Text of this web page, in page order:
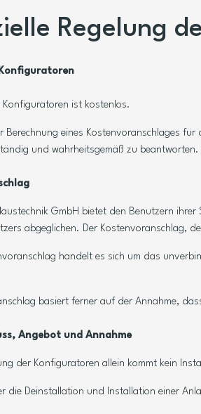
Regelung
Konfiguratoren ist kostenlos.
Berechnung eines Kostenvoranschlages
und wahrheitsgemäß zu
GmbH bietet den Benutzern
abgeglichen. Der Kostenvoranschlag,
handelt es sich um das
basiert ferner auf der Annahme,
Angebot und Annahme
der Konfiguratoren allein kommt kein
die Deinstallation und Installation einer